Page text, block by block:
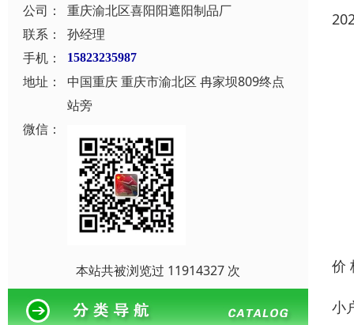
公司：
重庆渝北区喜阳阳遮阳制品厂
联系：
孙经理
手机：
15823235987
地址：
中国重庆 重庆市渝北区 冉家坝809终点
站旁
微信：
本站共被浏览过 11914327 次 价
小